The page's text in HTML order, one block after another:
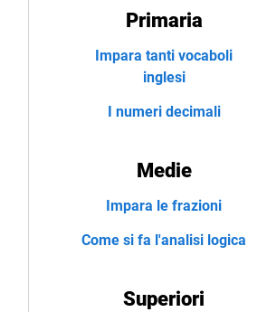
Primaria
Impara tanti vocaboli
inglesi
I numeri decimali
Medie
Impara le frazioni
Come si fa l'analisi logica
Superiori